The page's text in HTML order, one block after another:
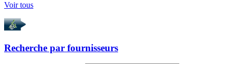
Voir tous
Recherche par fournisseurs